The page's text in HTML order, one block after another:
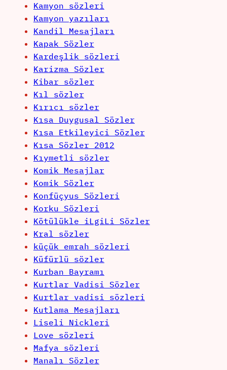
Kamyon sözleri
Kamyon yazıları
Kandil Mesajları
Kapak Sözler
Kardeşlik sözleri
Karizma Sözler
Kibar sözler
Kıl sözler
Kırıcı sözler
Kısa Duygusal Sözler
Kısa Etkileyici Sözler
Kısa Sözler 2012
Kıymetli sözler
Komik Mesajlar
Komik Sözler
Konfüçyus Sözleri
Korku Sözleri
Kötülükle iLgiLi Sözler
Kral sözler
küçük emrah sözleri
Küfürlü sözler
Kurban Bayramı
Kurtlar Vadisi Sözler
Kurtlar vadisi sözleri
Kutlama Mesajları
Liseli Nickleri
Love sözleri
Mafya sözleri
Manalı Sözler